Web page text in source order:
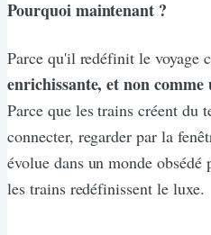
Pourquoi maintenant ?
Parce qu'il redéfinit le voyage
enrichissante, et non
Parce que les trains créent du
connecter, regarder par la
évolue dans un monde
les trains redéfinissent le luxe.